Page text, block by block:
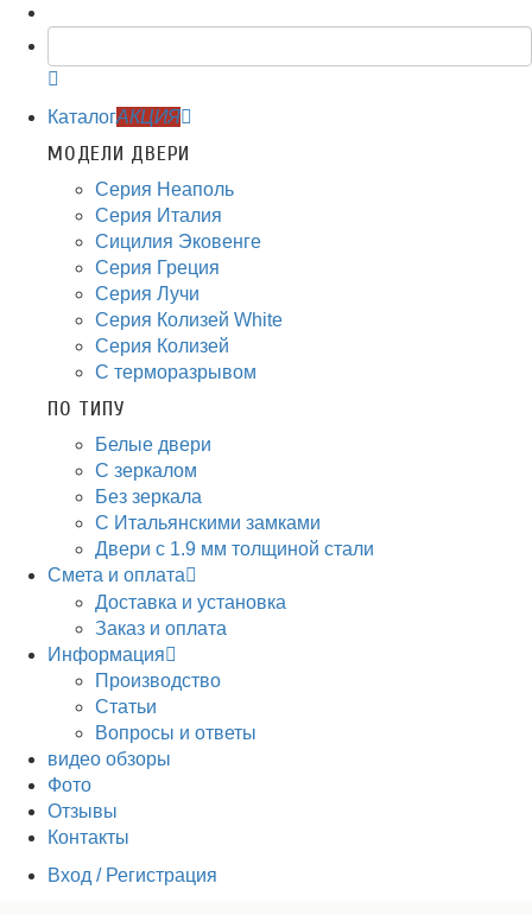
КаталогАКЦИЯ
МОДЕЛИ ДВЕРИ
Серия Неаполь
Серия Италия
Сицилия Эковенге
Серия Греция
Серия Лучи
Серия Колизей White
Серия Колизей
С терморазрывом
ПО ТИПУ
Белые двери
С зеркалом
Без зеркала
С Итальянскими замками
Двери с 1.9 мм толщиной стали
Смета и оплата
Доставка и установка
Заказ и оплата
Информация
Производство
Статьи
Вопросы и ответы
видео обзоры
Фото
Отзывы
Контакты
Вход / Регистрация